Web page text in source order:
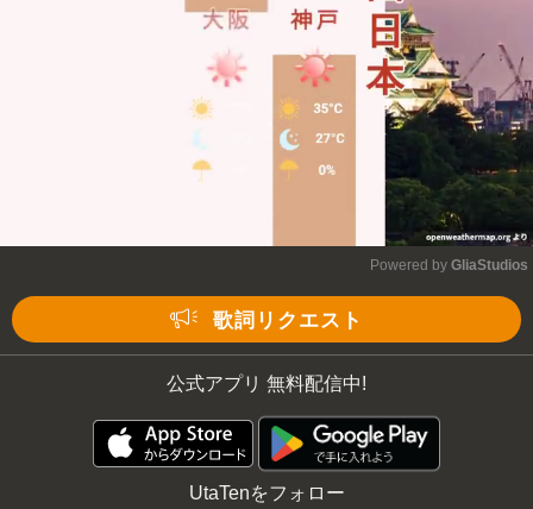
Powered by GliaStudios
歌詞リクエスト
公式アプリ 無料配信中!
UtaTenをフォロー